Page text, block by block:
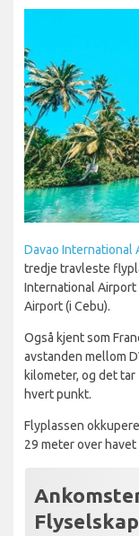
Davao International
tredje travleste
International Airport
Airport (i Cebu).
Også kjent som
avstanden mellom
kilometer, og det
hvert punkt.
Flyplassen
29 meter over havet